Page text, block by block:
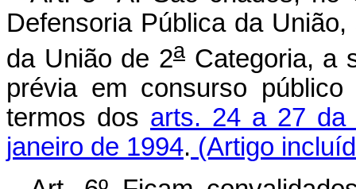
Defensoria Pública da
da União de 2a Categoria, a
prévia em consurso
termos dos arts. 24 a 27 da
janeiro de 1994. (Artigo